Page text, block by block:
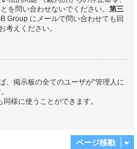
を問い合わせないでください。 第三
Group にメールで問い合わせても回
考えください。
、掲示板の全てのユーザが“管理人に
様に使うことができます。
ページ移動